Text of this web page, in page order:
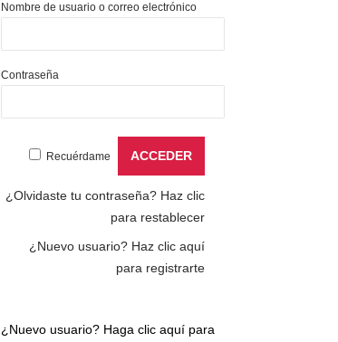
Nombre de usuario o correo electrónico
Contraseña
Recuérdame
¿Olvidaste tu contraseña? Haz clic
para restablecer
¿Nuevo usuario? Haz clic aquí
para registrarte
¿Nuevo usuario? Haga clic aquí para